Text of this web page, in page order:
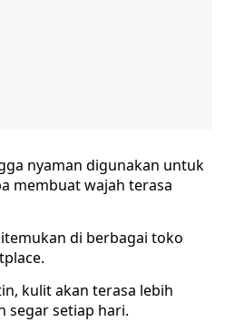
nyaman digunakan untuk
membuat wajah terasa
di berbagai toko
kulit akan terasa lebih
segar setiap hari.